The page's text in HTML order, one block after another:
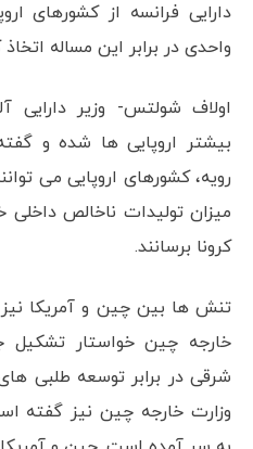
دارایی فرانسه از کشورهای
واحدی در برابر این مساله اتخاذ
اولاف شولتس- وزیر دارایی
بیشتر اروپایی ها شده و
میزان تولیدات ناخالص داخلی
کرونا برسانند.
تنش ها بین چین و آمریکا نیز
خارجه چین خواستار تشکیل
شرقی در برابر توسعه طلبی
وزارت خارجه چین نیز گفته